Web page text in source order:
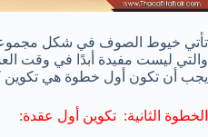
تأتي خيوط الصوف في شكل
والتي ليست مفيدة أبدًا في وقت
يجب أن تكون أول خطوة هي تكوين
الخطوة الثانية: تكوين أول عقدة: